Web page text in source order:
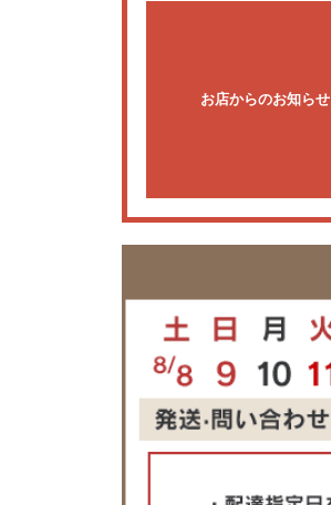
お店からのお知らせ